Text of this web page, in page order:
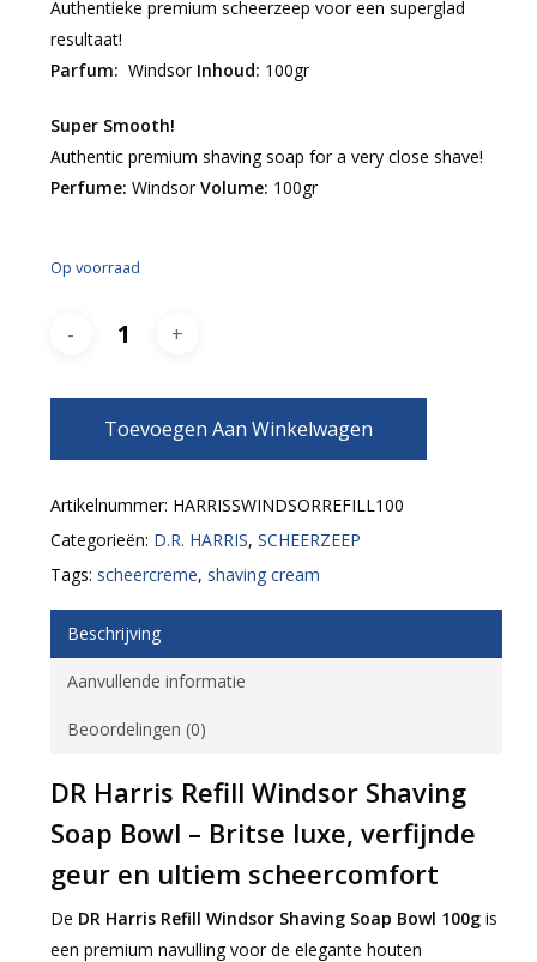
Authentieke premium scheerzeep voor een superglad
resultaat!
Parfum: WindsorInhoud: 100gr
Super Smooth!
Authentic premium shaving soap for a very close shave!
Perfume: WindsorVolume: 100gr
Op voorraad
Toevoegen Aan Winkelwagen
Artikelnummer: HARRISSWINDSORREFILL100
Categorieën: D.R. HARRIS, SCHEERZEEP
Tags: scheercreme, shaving cream
Beschrijving
Aanvullende informatie
Beoordelingen (0)
DR Harris Refill Windsor Shaving
Soap Bowl – Britse luxe, verfijnde
geur en ultiem scheercomfort
De DR Harris Refill Windsor Shaving Soap Bowl 100gis
een premium navulling voor de elegante houten